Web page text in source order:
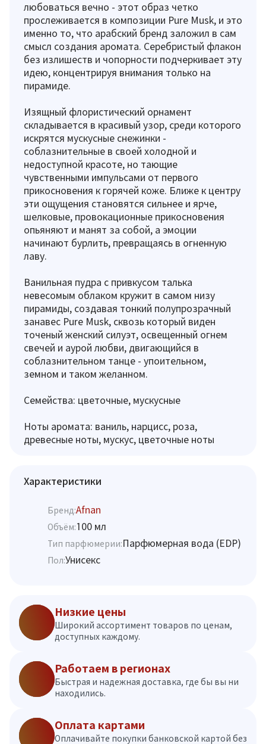
любоваться вечно - этот образ четко
прослеживается в композиции Pure Musk, и это
именно то, что арабский бренд заложил в сам
смысл создания аромата. Серебристый флакон
без излишеств и чопорности подчеркивает эту
идею, концентрируя внимания только на
пирамиде.
Изящный флористический орнамент
складывается в красивый узор, среди которого
искрятся мускусные снежинки -
соблазнительные в своей холодной и
недоступной красоте, но тающие
чувственными импульсами от первого
прикосновения к горячей коже. Ближе к центру
эти ощущения становятся сильнее и ярче,
шелковые, провокационные прикосновения
опьяняют и манят за собой, а эмоции
начинают бурлить, превращаясь в огненную
лаву.
Ванильная пудра с привкусом талька
невесомым облаком кружит в самом низу
пирамиды, создавая тонкий полупрозрачный
занавес Pure Musk, сквозь который виден
точеный женский силуэт, освещенный огнем
свечей и аурой любви, двигающийся в
соблазнительном танце - упоительном,
земном и таком желанном.
Семейства: цветочные, мускусные
Ноты аромата: ваниль, нарцисс, роза,
древесные ноты, мускус, цветочные ноты
Характеристики
Бренд:Afnan
Объём:100 мл
Тип парфюмерии:Парфюмерная вода (EDP)
Пол:Унисекс
Низкие цены
Широкий ассортимент товаров по ценам,
доступных каждому.
Работаем в регионах
Быстрая и надежная доставка, где бы вы ни
находились.
Оплата картами
Оплачивайте покупки банковской картой без